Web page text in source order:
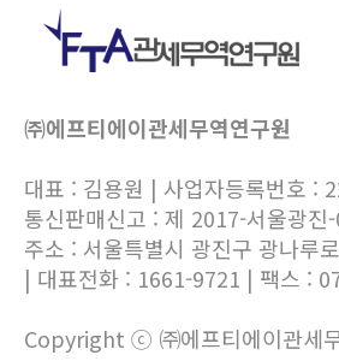
㈜에프티에이관세무역연구원
대표 : 김용원 | 사업자등록번호 :
통신판매신고 : 제 2017-서울광
주소 : 서울특별시 광진구 광나루
| 대표전화 : 1661-9721 | 팩스 :
Copyright ⓒ ㈜에프티에이관세